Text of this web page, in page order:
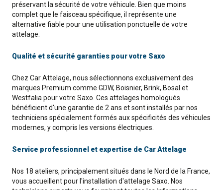
préservant la sécurité de votre véhicule. Bien que moins
complet que le faisceau spécifique, il représente une
alternative fiable pour une utilisation ponctuelle de votre
attelage.
Qualité et sécurité garanties pour votre Saxo
Chez Car Attelage, nous sélectionnons exclusivement des
marques Premium comme GDW, Boisnier, Brink, Bosal et
Westfalia pour votre Saxo. Ces attelages homologués
bénéficient d'une garantie de 2 ans et sont installés par nos
techniciens spécialement formés aux spécificités des véhicules
modernes, y compris les versions électriques.
Service professionnel et expertise de Car Attelage
Nos 18 ateliers, principalement situés dans le Nord de la France,
vous accueillent pour l'installation d'attelage Saxo. Nos